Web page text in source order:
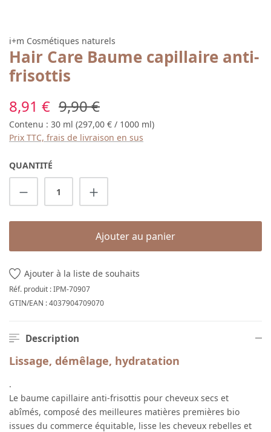
i+m Cosmétiques naturels
Hair Care Baume capillaire anti-
frisottis
Prix de vente :
8,91 € Prix régulier :
9,90 €
Contenu : 30 ml (297,00 € / 1000 ml)
Prix TTC, frais de livraison en sus
QUANTITÉ
Quantité de produit : Entrez la quantité
Ajouter au panier
Ajouter à la liste de souhaits
Réf. produit :IPM-70907
GTIN/EAN :4037904709070
Description
Lissage, démêlage, hydratation
.
Le baume capillaire anti-frisottis pour cheveux secs et
abîmés, composé des meilleures matières premières bio
issues du commerce équitable, lisse les cheveux rebelles et